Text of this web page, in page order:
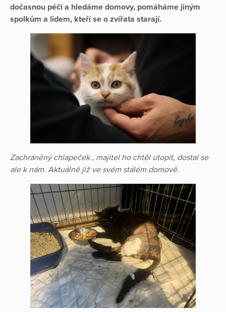
dočasnou péči a hledáme domovy, pomáháme jiným
spolkům a lidem, kteří se o zvířata starají.
Zachráněný chlapeček , majitel ho chtěl utopit, dostal se
ale k nám. Aktuálně již ve svém stálém domově.